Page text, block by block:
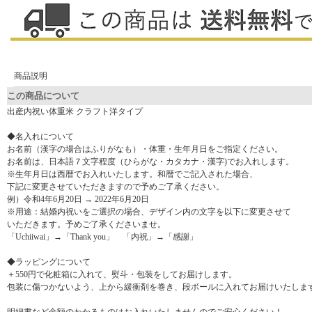
商品説明
この商品について
出産内祝い体重米 クラフト洋タイプ
◆名入れについて
お名前（漢字の場合はふりがなも）・体重・生年月日をご指定ください。
お名前は、日本語７文字程度（ひらがな・カタカナ・漢字)でお入れします。
※生年月日は西暦でお入れいたします。和暦でご記入された場合、
下記に変更させていただきますので予めご了承ください。
例）令和4年6月20日 → 2022年6月20日
※用途：結婚内祝いをご選択の場合、デザイン内の文字を以下に変更させて
いただきます。予めご了承くださいませ。
「Uchiiwai」→「Thank you」 「内祝」→「感謝」
◆ラッピングについて
＋550円で化粧箱に入れて、熨斗・包装をしてお届けします。
包装に傷つかないよう、上から緩衝剤を巻き、段ボールに入れてお届けいたしま